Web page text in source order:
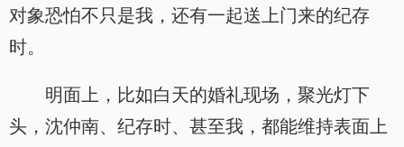
对象恐怕不只是我，还有一起送上门来的纪存
时。
明面上，比如白天的婚礼现场，聚光灯下
头，沈仲南、纪存时、甚至我，都能维持表面上